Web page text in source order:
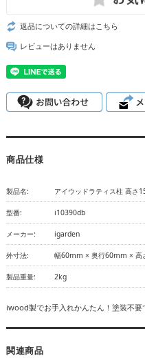
返品についての詳細はこちら
レビューはありません
商品仕様
製品名: アイウッドラティス柱 高さ
型番: i10390db
メーカー: igarden
外寸法: 幅60mm × 奥行60mm × 高
製品重量: 2kg
iwood製でお手入れかんたん！塗装不要
関連商品